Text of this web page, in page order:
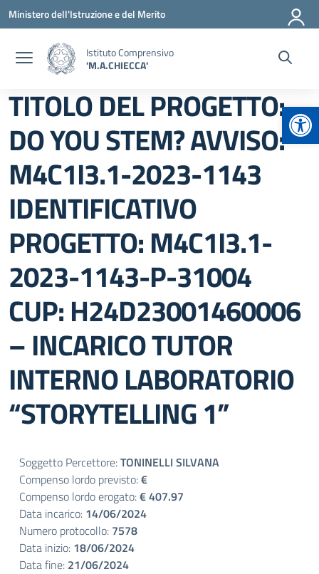
Vai ai contenuti
Vai al menu di navigazione
Vai al footer
Ministero dell'Istruzione e del Merito
Istituto Comprensivo
'M.A.CHIECCA'
TITOLO DEL PROGETTO:
DO YOU STEM? AVVISO:
M4C1I3.1-2023-1143
IDENTIFICATIVO
PROGETTO: M4C1I3.1-
2023-1143-P-31004
CUP: H24D23001460006
– INCARICO TUTOR
INTERNO LABORATORIO
“STORYTELLING 1”
Soggetto Percettore:TONINELLI SILVANA
Compenso lordo previsto:€
Compenso lordo erogato:€ 407.97
Data incarico: 14/06/2024
Numero protocollo: 7578
Data inizio: 18/06/2024
Data fine: 21/06/2024